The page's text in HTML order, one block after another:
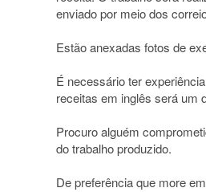
enviado por meio dos
Estão anexadas fotos de
É necessário ter
receitas em inglês será um
Procuro alguém
do trabalho produzido.
De preferência que more